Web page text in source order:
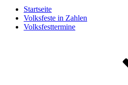
Startseite
Volksfeste in Zahlen
Volksfesttermine